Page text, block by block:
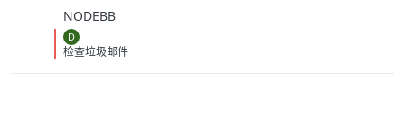
NODEBB
D
检查垃圾邮件